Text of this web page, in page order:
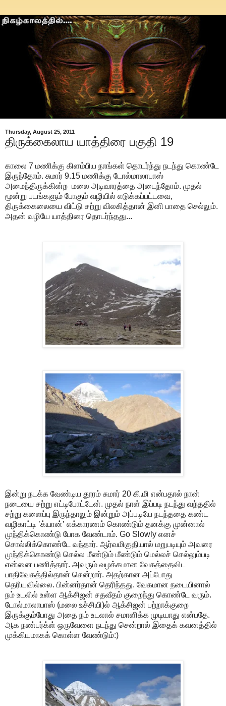
Thursday, August 25, 2011
திருக்கைலாய யாத்திரை பகுதி 19
காலை 7 மணிக்கு கிளம்பிய நாங்கள் தொடர்ந்து நடந்து கொண்டே
இருந்தோம். சுமார் 9.15 மணிக்கு டோல்மாலாபாஸ்
அமைந்திருக்கின்ற மலை அடிவாரத்தை அடைந்தோம். முதல்
மூன்று படங்களும் போகும் வழியில் எடுக்கப்பட்டவை,
திருக்கைலையை விட்டு சற்று விலகித்தான் இனி பாதை செல்லும்.
அதன் வழியே யாத்திரை தொடர்ந்தது...
இன்று நடக்க வேண்டிய தூரம் சுமார் 20 கி.மி என்பதால் நான்
நடையை சற்று எட்டிபோட்டேன். முதல் நாள் இப்படி நடந்து வந்ததில்
சற்று களைப்பு இருந்தாலும் இன்றும் அப்படியே நடந்ததை கண்ட
வழிகாட்டி ’க்யான்’ எக்காரணம் கொண்டும் தனக்கு முன்னால்
முந்திக்கொண்டு போக வேண்டாம். Go Slowly எனச்
சொல்லிக்கொண்டே வந்தார். ஆர்வமிகுதியால் மறுபடியும் அவரை
முந்திக்கொண்டு செல்ல மீண்டும் மீண்டும் மெல்லச் செல்லும்படி
என்னை பணித்தார். அவரும் வழக்கமான வேகத்தைவிட
பாதிவேகத்தில்தான் சென்றார். அதற்கான அப்போது
தெரியவில்லை. பின்னர்தான் தெரிந்தது. வேகமான நடையினால்
நம் உடலில் உள்ள ஆக்சிஜன் சதவீதம் குறைந்து கொண்டே வரும்.
டோல்மாலாபாஸ் (மலை உச்சியி)ல் ஆக்சிஜன் பற்றாக்குறை
இருக்கும்போது அதை நம் உடலால் சமாளிக்க முடியாது என்பதே.
ஆக நண்பர்க்ள் ஒருவேளை நடந்து சென்றால் இதைக் கவனத்தில்
முக்கியமாகக் கொள்ள வேண்டும்:)